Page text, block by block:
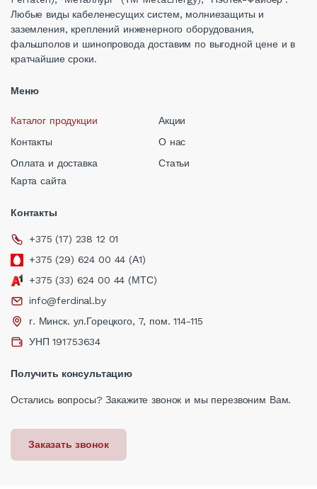
Любые виды кабеленесущих систем, молниезащиты и
заземления, креплений инженерного оборудования,
фальшполов и шинопровода доставим по выгодной цене и в
кратчайшие сроки.
Меню
Каталог продукции
Акции
Контакты
О нас
Оплата и доставка
Статьи
Карта сайта
Контакты
+375 (17) 238 12 01
+375 (29) 624 00 44 (А1)
+375 (33) 624 00 44 (МТС)
info@ferdinal.by
г. Минск. ул.Горецкого, 7, пом. 114-115
УНП 191753634
Получить консультацию
Остались вопросы? Закажите звонок и мы перезвоним Вам.
Заказать звонок